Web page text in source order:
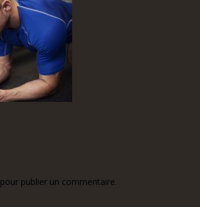
pour publier un commentaire.